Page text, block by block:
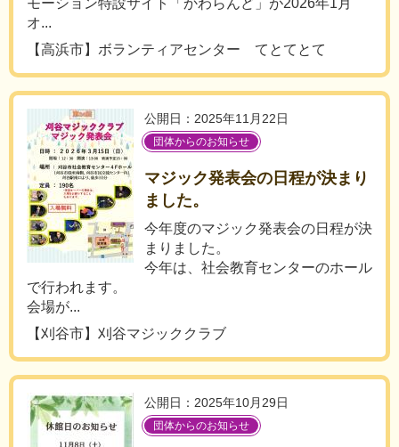
モーション特設サイト「かわらんど」が2026年1月
オ...
【高浜市】ボランティアセンター てとてとて
公開日：2025年11月22日
団体からのお知らせ
マジック発表会の日程が決まり
ました。
今年度のマジック発表会の日程が決
まりました。
今年は、社会教育センターのホール
で行われます。
会場が...
【刈谷市】刈谷マジッククラブ
公開日：2025年10月29日
団体からのお知らせ